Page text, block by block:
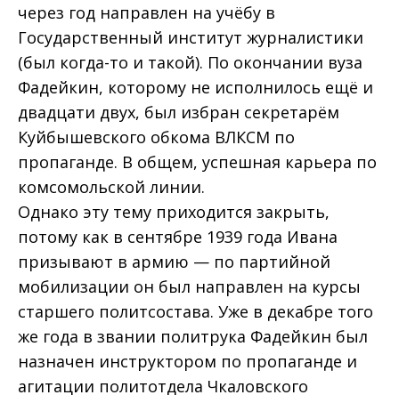
через год направлен на учёбу в
Государственный институт журналистики
(был когда-то и такой). По окончании вуза
Фадейкин, которому не исполнилось ещё и
двадцати двух, был избран секретарём
Куйбышевского обкома ВЛКСМ по
пропаганде. В общем, успешная карьера по
комсомольской линии.
Однако эту тему приходится закрыть,
потому как в сентябре 1939 года Ивана
призывают в армию — по партийной
мобилизации он был направлен на курсы
старшего политсостава. Уже в декабре того
же года в звании политрука Фадейкин был
назначен инструктором по пропаганде и
агитации политотдела Чкаловского